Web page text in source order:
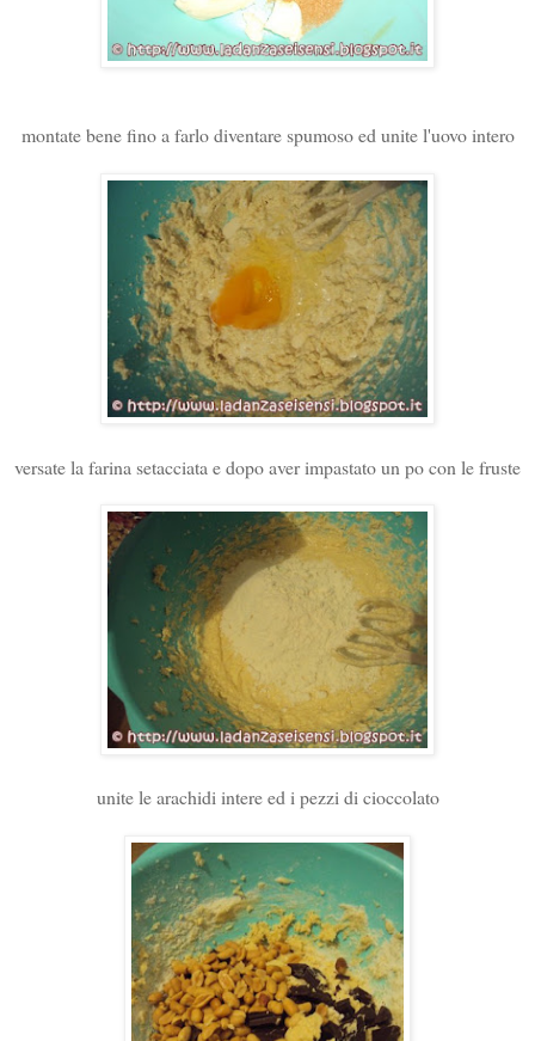
montate bene fino a farlo diventare spumoso ed unite l'uovo intero
versate la farina setacciata e dopo aver impastato un po con le fruste
unite le arachidi intere ed i pezzi di cioccolato